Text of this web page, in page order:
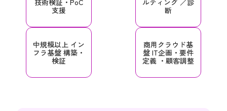
技術検証・PoC
支援
ルティング ／診
断
中規模以上 イン
フラ基盤 構築・
検証
商用クラウド基
盤IT企画・要件
定義・顧客調整